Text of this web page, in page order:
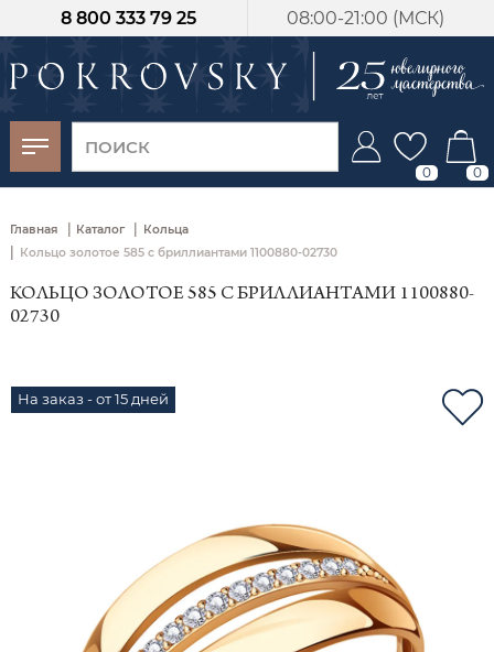
08:00-21:00 (МСК)
8 800 333 79 25
0 0
Главная | Каталог | Кольца
| Кольцо золотое 585 с бриллиантами 1100880-02730
КОЛЬЦО ЗОЛОТОЕ 585 С БРИЛЛИАНТАМИ 1100880-
02730
На заказ - от 15 дней
-30%
от 15 дней с
момента оплаты